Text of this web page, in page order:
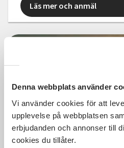
Denna webbplats använder
Vi använder cookies för att
upplevelse på webbplatsen
erbjudanden och annonser till
cookies du tillåter.
Läs mer och anmäl
Jungiansk drömanalys –
upptäck budskapen i dina